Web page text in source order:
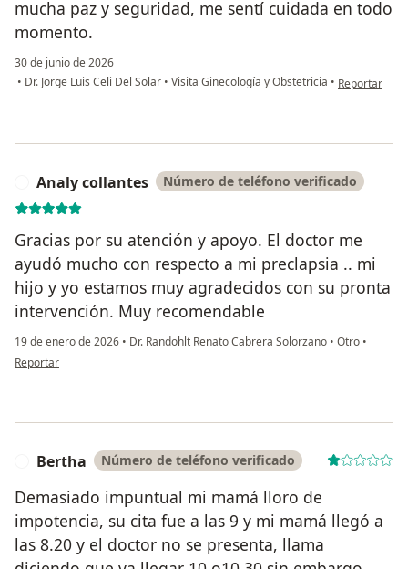
mucha paz y seguridad, me sentí cuidada en todo
momento.
30 de junio de 2026
• Dr. Jorge Luis Celi Del Solar • Visita Ginecología y Obstetricia • en opinión
Reportar
Analy collantes Número de teléfono verificado
Gracias por su atención y apoyo. El doctor me
ayudó mucho con respecto a mi preclapsia .. mi
hijo y yo estamos muy agradecidos con su pronta
intervención. Muy recomendable
19 de enero de 2026 • Dr. Randohlt Renato Cabrera Solorzano • Otro •
en opinión del usuario Analy collantes
Reportar
Bertha Número de teléfono verificado
Demasiado impuntual mi mamá lloro de
impotencia, su cita fue a las 9 y mi mamá llegó a
las 8.20 y el doctor no se presenta, llama